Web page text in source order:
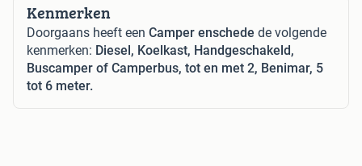
Kenmerken
Doorgaans heeft een Camper enschede de volgende
kenmerken: Diesel, Koelkast, Handgeschakeld,
Buscamper of Camperbus, tot en met 2, Benimar, 5
tot 6 meter.